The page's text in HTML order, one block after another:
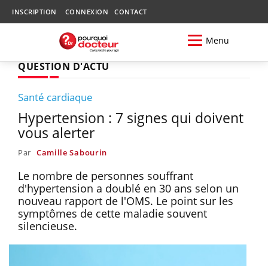
INSCRIPTION CONNEXION CONTACT
Menu
QUESTION D'ACTU
Santé cardiaque
Hypertension : 7 signes qui doivent
vous alerter
Par Camille Sabourin
Le nombre de personnes souffrant
d'hypertension a doublé en 30 ans selon un
nouveau rapport de l'OMS. Le point sur les
symptômes de cette maladie souvent
silencieuse.